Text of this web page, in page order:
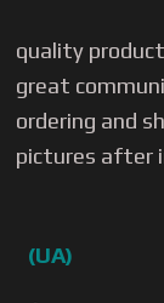
quality
great
ordering and
pictures after
(UA)